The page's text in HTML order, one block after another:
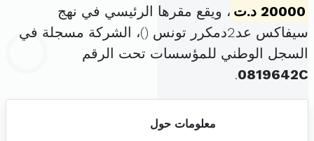
20000 د.ت
، ويقع مقرها الرئيسي في نهج
سيفاكس عد2دمكرر تونس (
)، الشركة مسجلة في
السجل الوطني للمؤسسات تحت الرقم
0819642C
.
معلومات حول